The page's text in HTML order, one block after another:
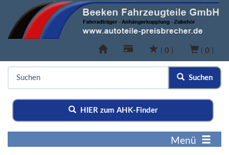
( 0 ) ( 0 )
Suchen
HIER zum AHK-Finder
Menü